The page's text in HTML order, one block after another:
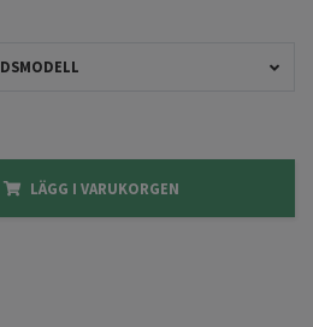
LÄGG I VARUKORGEN